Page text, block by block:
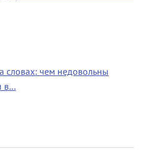
словах: чем недовольны
в…